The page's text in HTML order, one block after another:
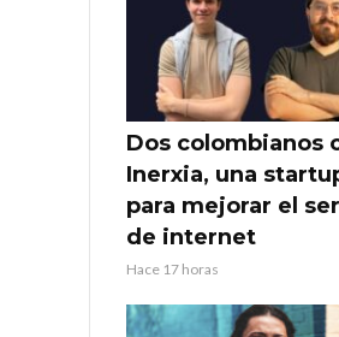
Dos colombianos
Inerxia, una
para mejorar el
de internet
Hace 17 horas